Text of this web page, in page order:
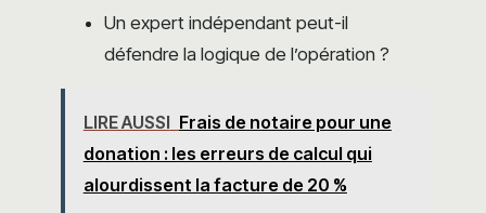
Un expert indépendant peut-il
défendre la logique de l’opération ?
LIRE AUSSI Frais de notaire pour une
donation : les erreurs de calcul qui
alourdissent la facture de 20 %